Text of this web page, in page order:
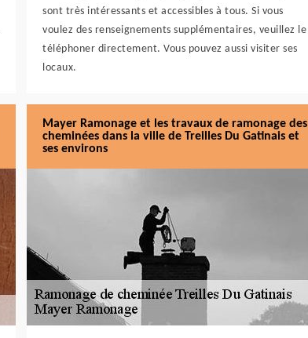
sont très intéressants et accessibles à tous. Si vous
voulez des renseignements supplémentaires, veuillez le
téléphoner directement. Vous pouvez aussi visiter ses
locaux.
Mayer Ramonage et les travaux de ramonage des
cheminées dans la ville de Treilles Du Gatinais et
ses environs